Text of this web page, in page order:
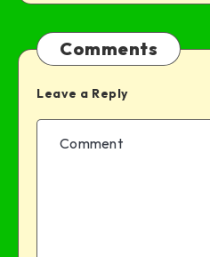
Comments
Leave a Reply